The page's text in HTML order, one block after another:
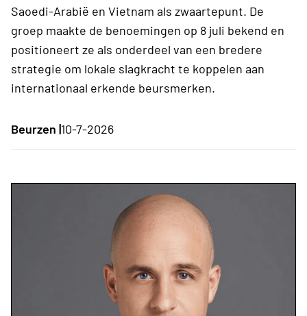
Saoedi-Arabië en Vietnam als zwaartepunt. De
groep maakte de benoemingen op 8 juli bekend en
positioneert ze als onderdeel van een bredere
strategie om lokale slagkracht te koppelen aan
internationaal erkende beursmerken.
Beurzen |10-7-2026